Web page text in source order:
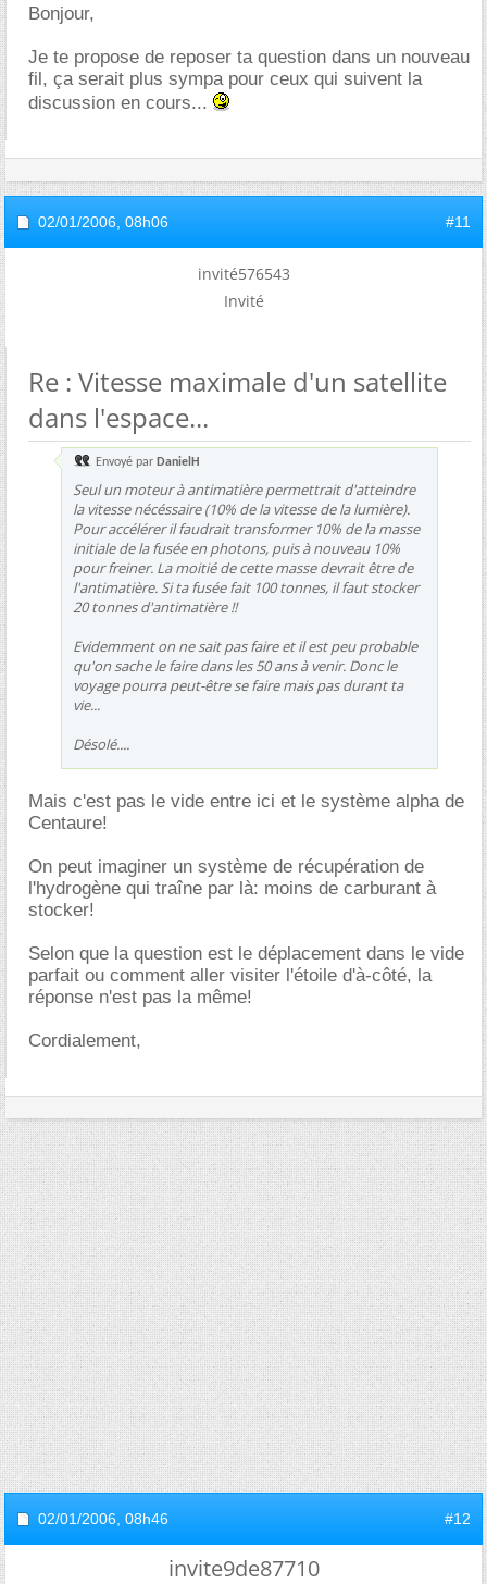
Bonjour,
Je te propose de reposer ta question dans un nouveau
fil, ça serait plus sympa pour ceux qui suivent la
discussion en cours...
02/01/2006, 08h06 #11
invité576543
Invité
Re : Vitesse maximale d'un satellite
dans l'espace...
Envoyé par DanielH
Seul un moteur à antimatière permettrait d'atteindre
la vitesse nécéssaire (10% de la vitesse de la lumière).
Pour accélérer il faudrait transformer 10% de la masse
initiale de la fusée en photons, puis à nouveau 10%
pour freiner. La moitié de cette masse devrait être de
l'antimatière. Si ta fusée fait 100 tonnes, il faut stocker
20 tonnes d'antimatière !!
Evidemment on ne sait pas faire et il est peu probable
qu'on sache le faire dans les 50 ans à venir. Donc le
voyage pourra peut-être se faire mais pas durant ta
vie...
Désolé....
Mais c'est pas le vide entre ici et le système alpha de
Centaure!
On peut imaginer un système de récupération de
l'hydrogène qui traîne par là: moins de carburant à
stocker!
Selon que la question est le déplacement dans le vide
parfait ou comment aller visiter l'étoile d'à-côté, la
réponse n'est pas la même!
Cordialement,
02/01/2006, 08h46 #12
invite9de87710